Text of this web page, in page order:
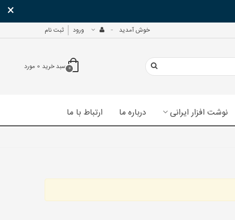
×
خوش آمدید ورود ثبت نام
0سبد خرید 0 مورد
نوشت افزار ایرانی درباره ما ارتباط با ما